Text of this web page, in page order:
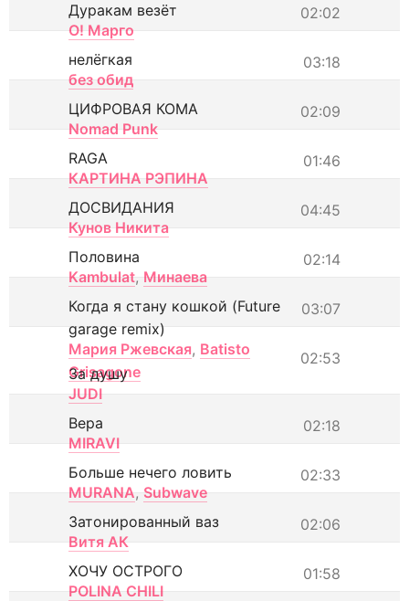
02:02
Дуракам везёт
О! Марго
03:18
нелёгкая
без обид
02:09
ЦИФРОВАЯ КОМА
Nomad Punk
01:46
RAGA
КАРТИНА РЭПИНА
04:45
ДОСВИДАНИЯ
Кунов Никита
02:14
Половина
Kambulat, Минаева
03:07
Когда я стану кошкой (Future
garage remix)
Мария Ржевская, Batisto
Grisagone
02:53
За душу
JUDI
02:18
Вера
MIRAVI
02:33
Больше нечего ловить
MURANA, Subwave
02:06
Затонированный ваз
Витя АК
01:58
ХОЧУ ОСТРОГО
POLINA CHILI